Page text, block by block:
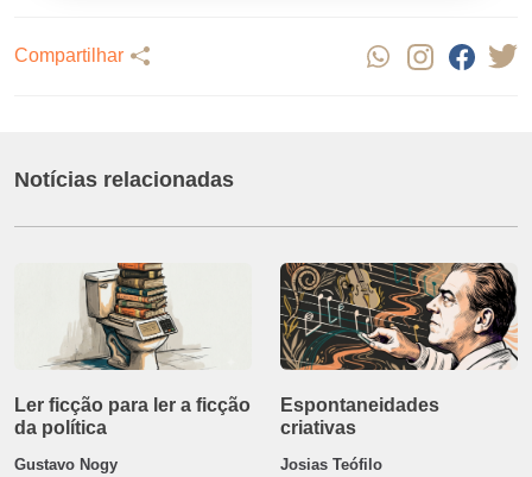
Compartilhar
Notícias relacionadas
Ler ficção para ler a ficção
da política
Gustavo Nogy
Espontaneidades
criativas
Josias Teófilo